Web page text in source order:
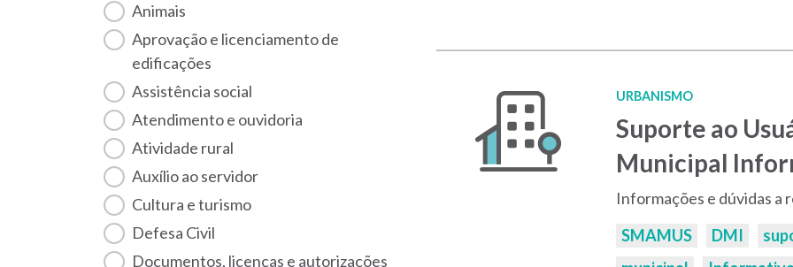
Animais
Aprovação e licenciamento de
edificações
Assistência social
Atendimento e ouvidoria
Atividade rural
Auxílio ao servidor
Cultura e turismo
Defesa Civil
Documentos, licenças e autorizações
URBANISMO
Suporte ao
Municipal
Informações e dúvidas a
Palavras-
chaves:
SMAMUS DMI